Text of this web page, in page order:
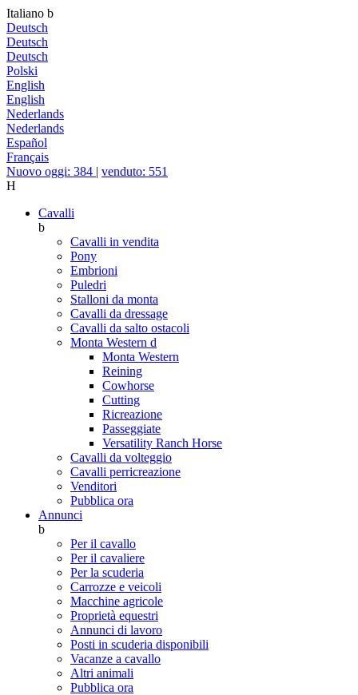
Italiano b
Deutsch
Deutsch
Deutsch
Polski
English
English
Nederlands
Nederlands
Español
Français
Nuovo oggi: 384 | venduto: 551
H
Cavalli
b
Cavalli in vendita
Pony
Embrioni
Puledri
Stalloni da monta
Cavalli da dressage
Cavalli da salto ostacoli
Monta Western d
Monta Western
Reining
Cowhorse
Cutting
Ricreazione
Passeggiate
Versatility Ranch Horse
Cavalli da volteggio
Cavalli perricreazione
Venditori
Pubblica ora
Annunci
b
Per il cavallo
Per il cavaliere
Per la scuderia
Carrozze e veicoli
Macchine agricole
Proprietà equestri
Annunci di lavoro
Posti in scuderia disponibili
Vacanze a cavallo
Altri animali
Pubblica ora